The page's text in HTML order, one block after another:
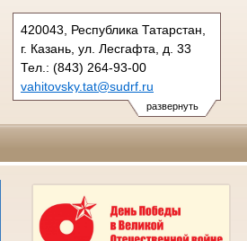
развернуть
420043, Республика Татарстан,
г. Казань, ул. Лесгафта, д. 33
Тел.: (843) 264-93-00
vahitovsky.tat@sudrf.ru